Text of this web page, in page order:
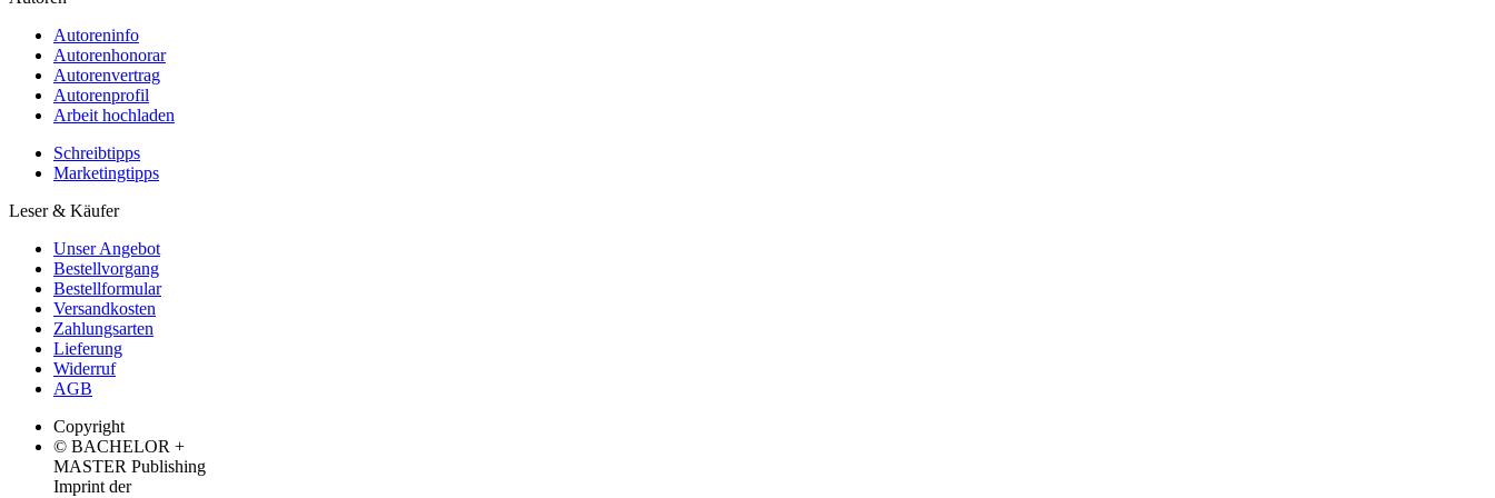
Autoreninfo
Autorenhonorar
Autorenvertrag
Autorenprofil
Arbeit hochladen
Schreibtipps
Marketingtipps
Leser & Käufer
Unser Angebot
Bestellvorgang
Bestellformular
Versandkosten
Zahlungsarten
Lieferung
Widerruf
AGB
Copyright
© BACHELOR +
MASTER Publishing
Imprint der